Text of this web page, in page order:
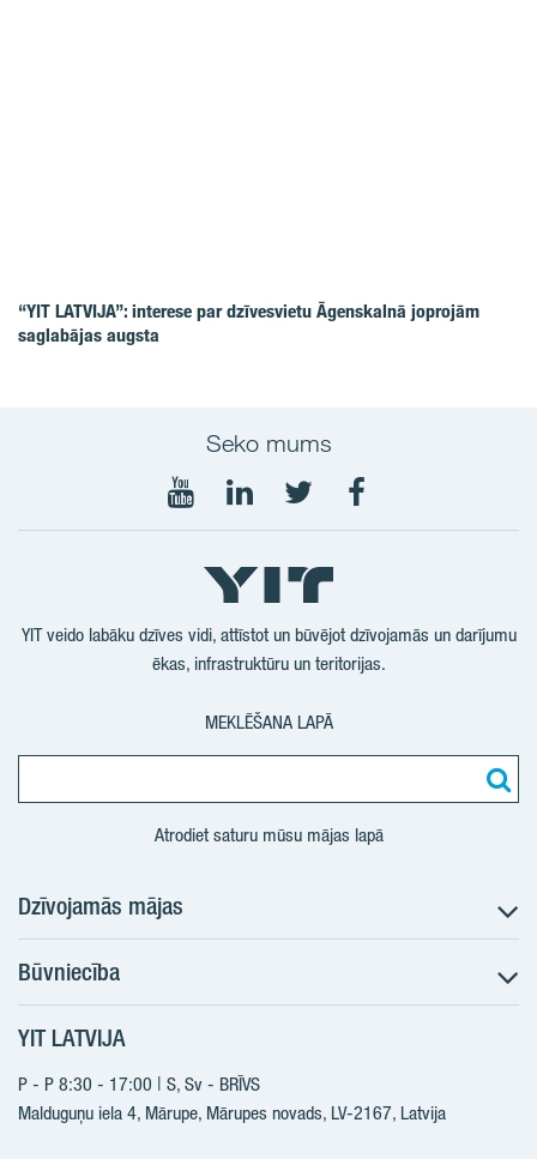
“YIT LATVIJA”: interese par dzīvesvietu Āgenskalnā joprojām
saglabājas augsta
Seko mums
Seko
mums
YouTube
Seko
mums
LinkedIn
Seko
mums
Twitter
Seko
YIT veido labāku dzīves vidi, attīstot un būvējot dzīvojamās un darījumu
ēkas, infrastruktūru un teritorijas.
MEKLĒŠANA LAPĀ
Atrodiet saturu mūsu mājas lapā
Dzīvojamās mājas
Meklēt dzīvokli
Nākotnes projekti
Pārdošanas informācija
YIT Plus
Kontakti
Būvniecība
Būvniecība
Jaunie projekti
Realizētie projekti
YIT LATVIJA
P - P 8:30 - 17:00 | S, Sv - BRĪVS
Malduguņu iela 4, Mārupe, Mārupes novads, LV-2167, Latvija